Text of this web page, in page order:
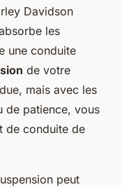
Davidson
les
une conduite
de votre
mais avec les
de patience, vous
de conduite de
peut